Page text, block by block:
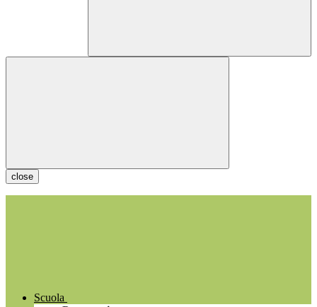
close
Scuola